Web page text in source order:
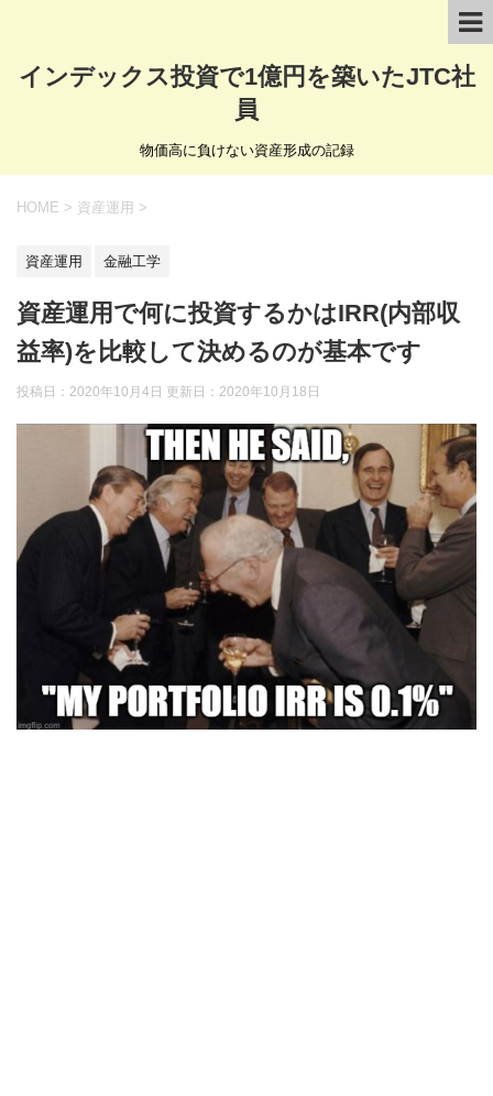
インデックス投資で1億円を築いたJTC社
員
物価高に負けない資産形成の記録
HOME > 資産運用 >
資産運用 金融工学
資産運用で何に投資するかはIRR(内部収
益率)を比較して決めるのが基本です
投稿日：2020年10月4日 更新日： 2020年10月18日